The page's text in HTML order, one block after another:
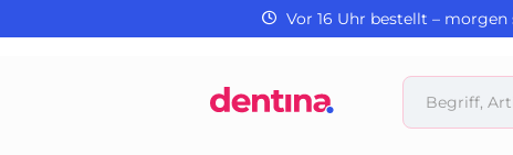
Vor 16 Uhr bestellt – morgen